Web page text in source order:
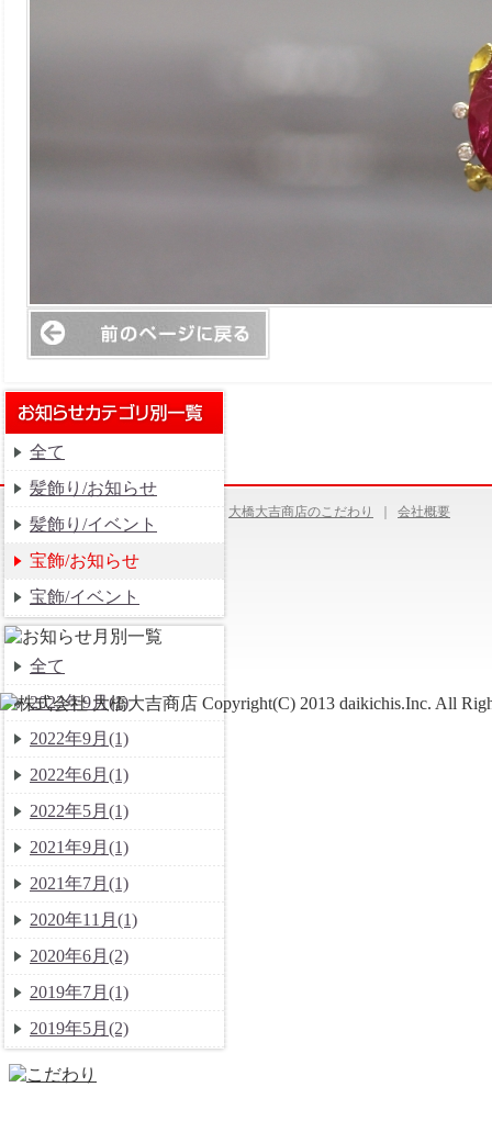
全て
髪飾り/お知らせ
髪飾り/イベント
宝飾/お知らせ
宝飾/イベント
全て
2023年9月(1)
2022年9月(1)
2022年6月(1)
2022年5月(1)
2021年9月(1)
2021年7月(1)
2020年11月(1)
2020年6月(2)
2019年7月(1)
2019年5月(2)
大橋大吉商店のこだわり 会社概要